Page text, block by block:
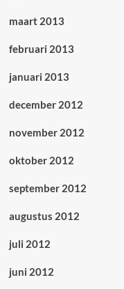
maart 2013
februari 2013
januari 2013
december 2012
november 2012
oktober 2012
september 2012
augustus 2012
juli 2012
juni 2012